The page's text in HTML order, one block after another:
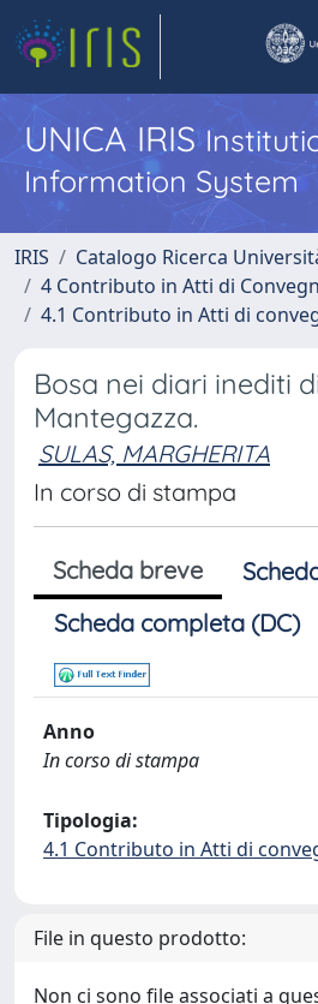
UNICA IRIS
Information System
IRIS
Catalogo Ricerca
4 Contributo in Atti di
4.1 Contributo in Atti di
Bosa nei diari inediti
Mantegazza.
SULAS, MARGHERITA
In corso di stampa
Scheda breve
Scheda completa (DC)
Anno
In corso di stampa
Tipologia:
4.1 Contributo in Atti di
File in questo prodotto:
Non ci sono file associati a